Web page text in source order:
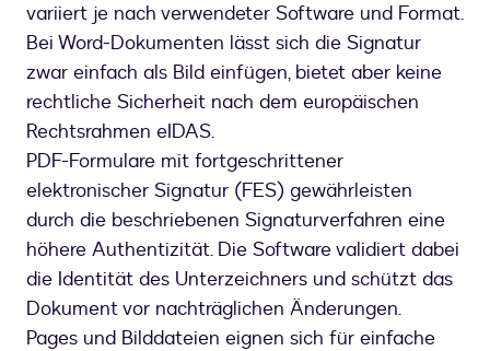
variiert je nach verwendeter Software und Format.
Bei Word-Dokumenten lässt sich die Signatur
zwar einfach als Bild einfügen, bietet aber keine
rechtliche Sicherheit nach dem europäischen
Rechtsrahmen eIDAS.
PDF-Formulare mit fortgeschrittener
elektronischer Signatur (FES) gewährleisten
durch die beschriebenen Signaturverfahren eine
höhere Authentizität. Die Software validiert dabei
die Identität des Unterzeichners und schützt das
Dokument vor nachträglichen Änderungen.
Pages und Bilddateien eignen sich für einfache